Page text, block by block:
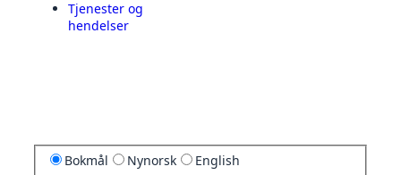
Tjenester og
hendelser
Bokmål Nynorsk English